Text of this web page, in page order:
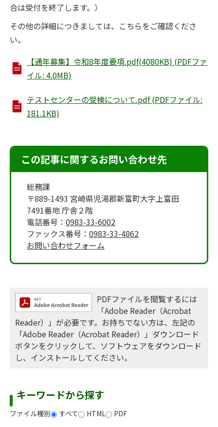
合は受付を終了します。）
その他の詳細につきましては、こちらをご確認くださ
い。
【通年募集】令和8年度要項.pdf(4080KB) (PDFファ
イル: 4.0MB)
テストセンターの受検について.pdf (PDFファイル:
181.1KB)
この記事に関するお問い合わせ先
総務課
〒889-1493 宮崎県児湯郡新富町大字上富田
7491番地 庁舎２階
電話番号： 0983-33-6002
ファックス番号： 0983-33-4862
お問い合わせフォーム
PDFファイルを閲覧するには
「Adobe Reader（Acrobat
Reader）」が必要です。お持ちでない方は、左記の
「Adobe Reader（Acrobat Reader）」ダウンロード
ボタンをクリックして、ソフトウェアをダウンロード
し、インストールしてください。
キーワードから探す
ファイル種別 すべて HTML PDF